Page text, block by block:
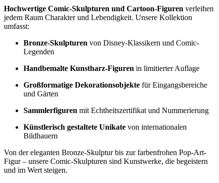
Hochwertige Comic-Skulpturen und Cartoon-Figuren verleihen
jedem Raum Charakter und Lebendigkeit. Unsere Kollektion
umfasst:
Bronze-Skulpturen von Disney-Klassikern und Comic-
Legenden
Handbemalte Kunstharz-Figuren in limitierter Auflage
Großformatige Dekorationsobjekte für Eingangsbereiche
und Gärten
Sammlerfiguren mit Echtheitszertifikat und Nummerierung
Künstlerisch gestaltete Unikate von internationalen
Bildhauern
Von der eleganten Bronze-Skulptur bis zur farbenfrohen Pop-Art-
Figur – unsere Comic-Skulpturen sind Kunstwerke, die begeistern
und im Wert steigen.